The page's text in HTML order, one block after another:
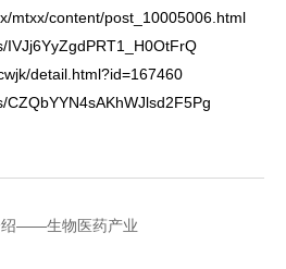
mtxx/content/post_10005006.html
IVJj6YyZgdPRT1_H0OtFrQ
detail.html?id=167460
绍——生物医药产业